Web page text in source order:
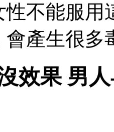
性不能服用
會產生很多
效果 男